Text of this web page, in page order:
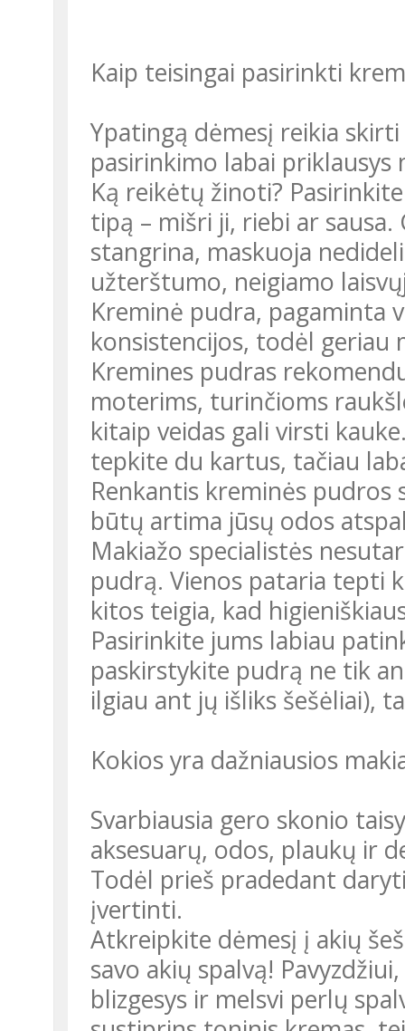
Kaip teisingai pasirinkti
Ypatingą dėmesį reikia
pasirinkimo labai priklausys
Ką reikėtų žinoti?
tipą – mišri ji, riebi ar
stangrina, maskuoja
užterštumo, neigiamo
Kreminė pudra, pagaminta
konsistencijos, todėl geriau
Kremines pudras
moterims, turinčioms
kitaip veidas gali virsti
tepkite du kartus, tačiau
Renkantis kreminės
būtų artima jūsų odos
Makiažo specialistės
pudrą. Vienos pataria tepti
kitos teigia, kad
Pasirinkite jums labiau
paskirstykite pudrą ne tik
ilgiau ant jų išliks šešėliai),
Kokios yra dažniausios
Svarbiausia gero skonio
aksesuarų, odos, plaukų ir
Todėl prieš pradedant
įvertinti.
Atkreipkite dėmesį į akių
savo akių spalvą!
blizgesys ir melsvi perlų